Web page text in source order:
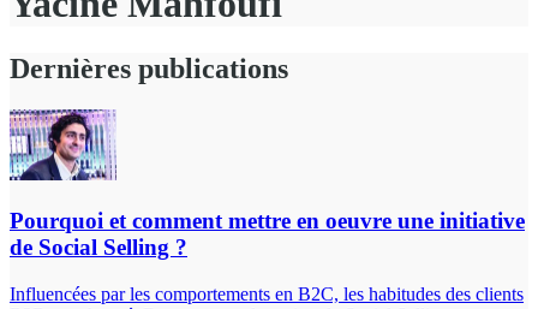
Dernières publications
Pourquoi et comment mettre en oeuvre une initiative
de Social Selling ?
Influencées par les comportements en B2C, les habitudes des clients